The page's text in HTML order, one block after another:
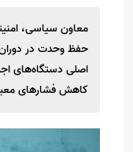
معاون سیاسی،
حفظ وحدت در
اصلی دستگاه‌های
کاهش فشارهای